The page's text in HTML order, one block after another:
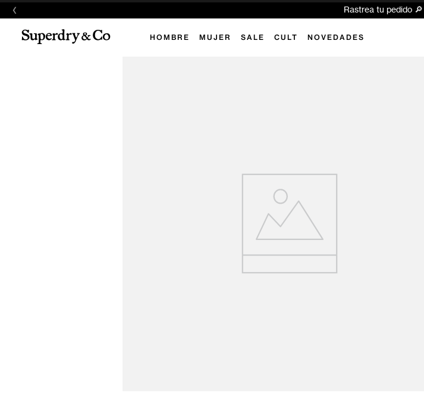
‹ Rastrea tu pedido 🔎
HOMBRE MUJER SALE CULT NOVEDADES